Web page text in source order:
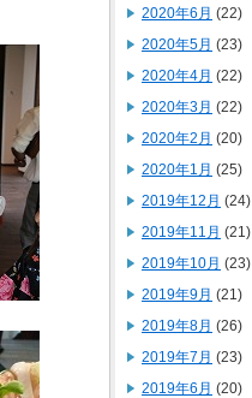
2020年6月 (22)
2020年5月 (23)
2020年4月 (22)
2020年3月 (22)
2020年2月 (20)
2020年1月 (25)
2019年12月 (24)
2019年11月 (21)
2019年10月 (23)
2019年9月 (21)
2019年8月 (26)
2019年7月 (23)
2019年6月 (20)